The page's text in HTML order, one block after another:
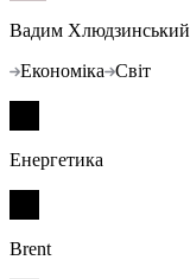
Вадим Хлюдзинський
Економіка Світ
Енергетика
Brent